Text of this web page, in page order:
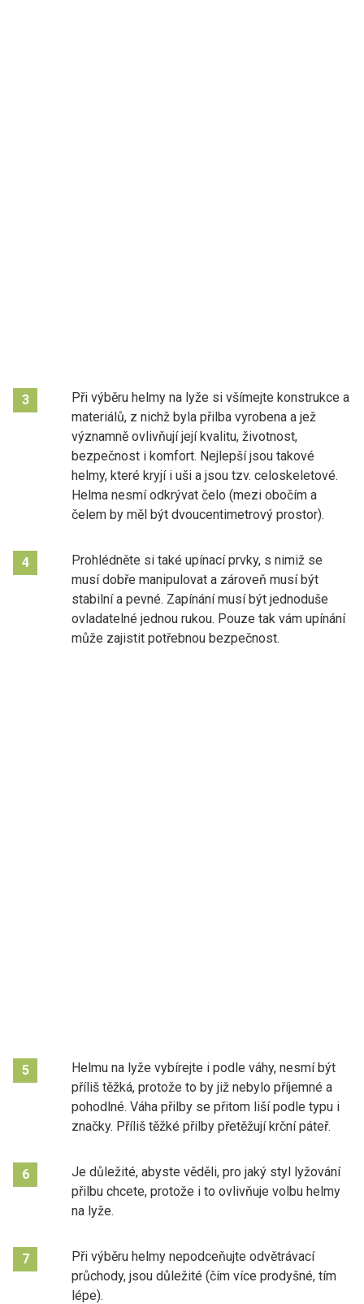
3
Při výběru helmy na lyže si všímejte konstrukce a
materiálů, z nichž byla přilba vyrobena a jež
významně ovlivňují její kvalitu, životnost,
bezpečnost i komfort. Nejlepší jsou takové
helmy, které kryjí i uši a jsou tzv. celoskeletové.
Helma nesmí odkrývat čelo (mezi obočím a
čelem by měl být dvoucentimetrový prostor).
4
Prohlédněte si také upínací prvky, s nimiž se
musí dobře manipulovat a zároveň musí být
stabilní a pevné. Zapínání musí být jednoduše
ovladatelné jednou rukou. Pouze tak vám upínání
může zajistit potřebnou bezpečnost.
5
Helmu na lyže vybírejte i podle váhy, nesmí být
příliš těžká, protože to by již nebylo příjemné a
pohodlné. Váha přilby se přitom liší podle typu i
značky. Příliš těžké přilby přetěžují krční páteř.
6
Je důležité, abyste věděli, pro jaký styl lyžování
přilbu chcete, protože i to ovlivňuje volbu helmy
na lyže.
7
Při výběru helmy nepodceňujte odvětrávací
průchody, jsou důležité (čím více prodyšné, tím
lépe).